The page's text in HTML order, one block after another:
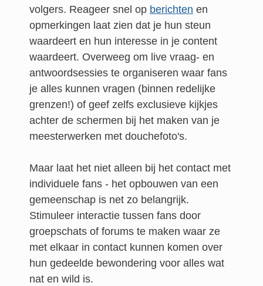
volgers. Reageer snel op berichten en
opmerkingen laat zien dat je hun steun
waardeert en hun interesse in je content
waardeert. Overweeg om live vraag- en
antwoordsessies te organiseren waar fans
je alles kunnen vragen (binnen redelijke
grenzen!) of geef zelfs exclusieve kijkjes
achter de schermen bij het maken van je
meesterwerken met douchefoto's.
Maar laat het niet alleen bij het contact met
individuele fans - het opbouwen van een
gemeenschap is net zo belangrijk.
Stimuleer interactie tussen fans door
groepschats of forums te maken waar ze
met elkaar in contact kunnen komen over
hun gedeelde bewondering voor alles wat
nat en wild is.